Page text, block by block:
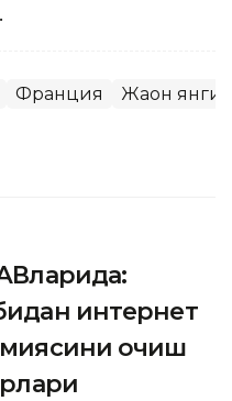
Франция Жаҳон
интернет
очиш